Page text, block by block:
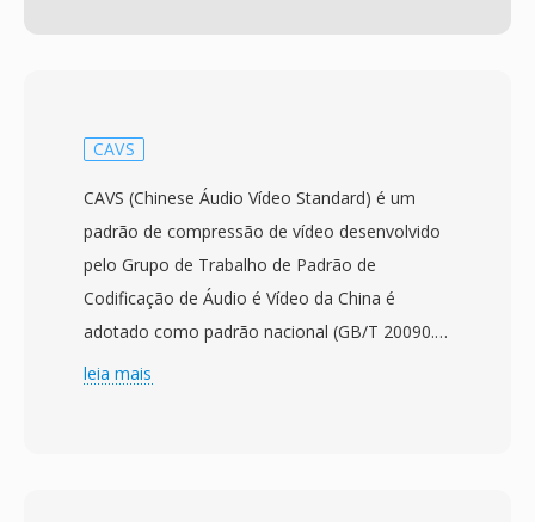
CAVS
CAVS (Chinese Áudio Vídeo Standard) é um
padrão de compressão de vídeo desenvolvido
pelo Grupo de Trabalho de Padrão de
Codificação de Áudio é Vídeo da China é
adotado como padrão nacional (GB/T 20090.2)
em fevereiro de 2006. O projeto comecou em
leia mais